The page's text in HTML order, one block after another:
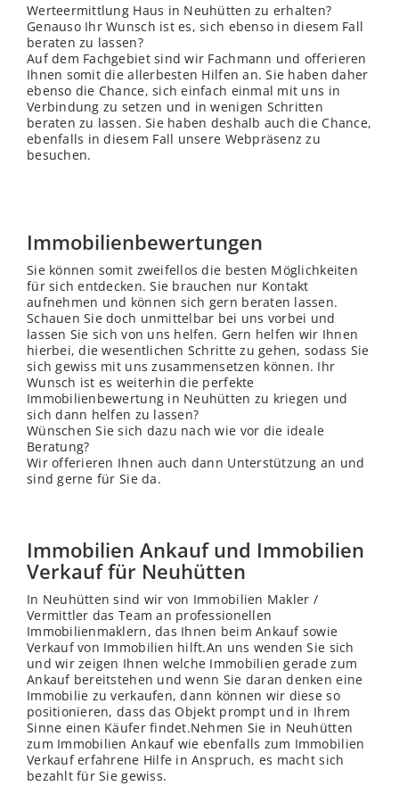
Werteermittlung Haus in Neuhütten zu erhalten?
Genauso Ihr Wunsch ist es, sich ebenso in diesem Fall
beraten zu lassen?
Auf dem Fachgebiet sind wir Fachmann und offerieren
Ihnen somit die allerbesten Hilfen an. Sie haben daher
ebenso die Chance, sich einfach einmal mit uns in
Verbindung zu setzen und in wenigen Schritten
beraten zu lassen. Sie haben deshalb auch die Chance,
ebenfalls in diesem Fall unsere Webpräsenz zu
besuchen.
Immobilienbewertungen
Sie können somit zweifellos die besten Möglichkeiten
für sich entdecken. Sie brauchen nur Kontakt
aufnehmen und können sich gern beraten lassen.
Schauen Sie doch unmittelbar bei uns vorbei und
lassen Sie sich von uns helfen. Gern helfen wir Ihnen
hierbei, die wesentlichen Schritte zu gehen, sodass Sie
sich gewiss mit uns zusammensetzen können. Ihr
Wunsch ist es weiterhin die perfekte
Immobilienbewertung in Neuhütten zu kriegen und
sich dann helfen zu lassen?
Wünschen Sie sich dazu nach wie vor die ideale
Beratung?
Wir offerieren Ihnen auch dann Unterstützung an und
sind gerne für Sie da.
Immobilien Ankauf und Immobilien
Verkauf für Neuhütten
In Neuhütten sind wir von Immobilien Makler /
Vermittler das Team an professionellen
Immobilienmaklern, das Ihnen beim Ankauf sowie
Verkauf von Immobilien hilft.An uns wenden Sie sich
und wir zeigen Ihnen welche Immobilien gerade zum
Ankauf bereitstehen und wenn Sie daran denken eine
Immobilie zu verkaufen, dann können wir diese so
positionieren, dass das Objekt prompt und in Ihrem
Sinne einen Käufer findet.Nehmen Sie in Neuhütten
zum Immobilien Ankauf wie ebenfalls zum Immobilien
Verkauf erfahrene Hilfe in Anspruch, es macht sich
bezahlt für Sie gewiss.